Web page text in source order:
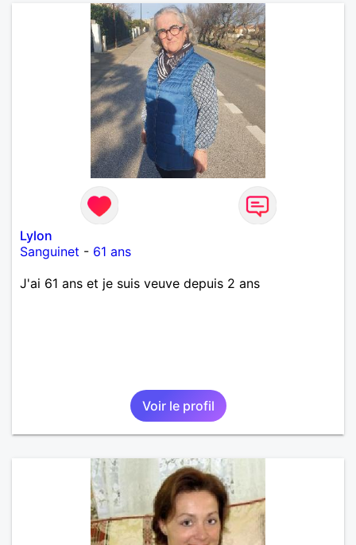
Lylon
Sanguinet - 61 ans
J'ai 61 ans et je suis veuve depuis 2 ans
Voir le profil